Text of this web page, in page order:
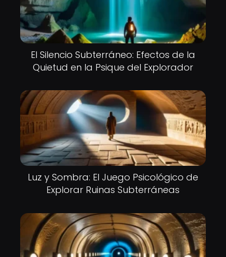
El Silencio Subterráneo: Efectos de la
Quietud en la Psique del Explorador
Luz y Sombra: El Juego Psicológico de
Explorar Ruinas Subterráneas